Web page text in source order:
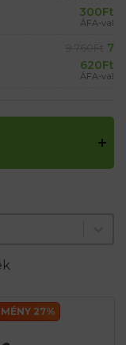
300Ft
ÁFA-val
7
620Ft
ÁFA-val
27%